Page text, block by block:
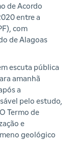
de Acordo
entre a
com
de Alagoas
escuta pública
amanhã
a
pelo estudo,
Termo de
e
geológico